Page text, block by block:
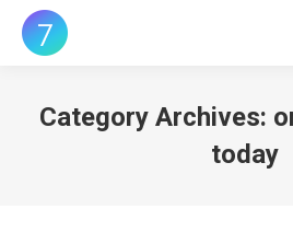
Category Archives:
today